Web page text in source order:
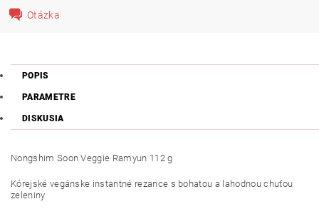
Otázka
POPIS
PARAMETRE
DISKUSIA
Nongshim Soon Veggie Ramyun 112 g
Kórejské vegánske instantné rezance s bohatou a lahodnou chuťou
zeleniny